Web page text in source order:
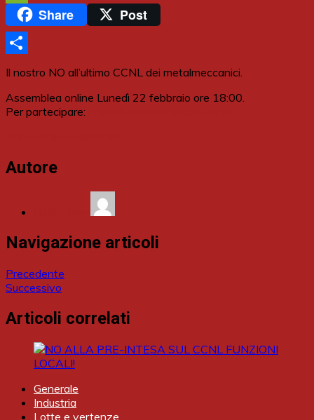
WeChatShare Post
Share
Il nostro NO all’ultimo CCNL dei metalmeccanici.
Assemblea online Lunedì 22 febbraio ore 18:00.
Per partecipare:
Autore
Navigazione articoli
Precedente
Successivo
Articoli correlati
Generale
Industria
Lotte e vertenze